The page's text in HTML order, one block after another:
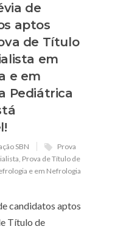
de
aptos
de Título
em
e em
Pediátrica
SBN
Prova
, Prova de Título de
e em Nefrologia
candidatos aptos
Título de